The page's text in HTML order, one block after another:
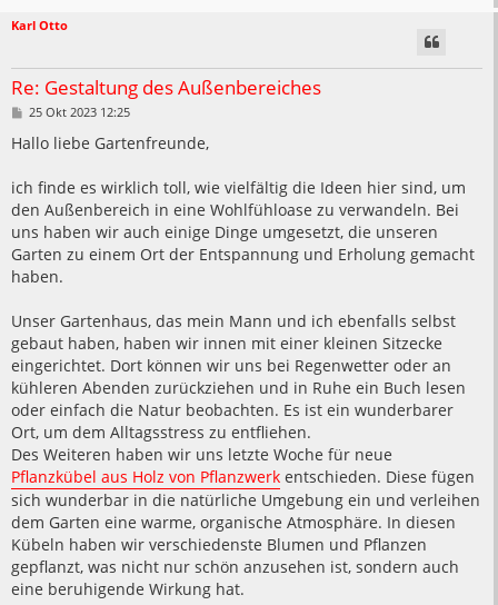
Karl Otto
Re: Gestaltung des Außenbereiches
B
i
t
a
g
25 Okt 2023 12:25
Hallo liebe Gartenfreunde,
ich finde es wirklich toll, wie vielfältig die Ideen hier sind, um
den Außenbereich in eine Wohlfühloase zu verwandeln. Bei
uns haben wir auch einige Dinge umgesetzt, die unseren
Garten zu einem Ort der Entspannung und Erholung gemacht
haben.
Unser Gartenhaus, das mein Mann und ich ebenfalls selbst
gebaut haben, haben wir innen mit einer kleinen Sitzecke
eingerichtet. Dort können wir uns bei Regenwetter oder an
kühleren Abenden zurückziehen und in Ruhe ein Buch lesen
oder einfach die Natur beobachten. Es ist ein wunderbarer
Ort, um dem Alltagsstress zu entfliehen.
Des Weiteren haben wir uns letzte Woche für neue
Pflanzkübel aus Holz von Pflanzwerk entschieden. Diese fügen
sich wunderbar in die natürliche Umgebung ein und verleihen
dem Garten eine warme, organische Atmosphäre. In diesen
Kübeln haben wir verschiedenste Blumen und Pflanzen
gepflanzt, was nicht nur schön anzusehen ist, sondern auch
eine beruhigende Wirkung hat.